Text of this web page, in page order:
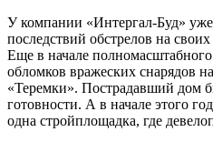
У компании «Интергал-Буд»
последствий обстрелов на
Еще в начале
обломков вражеских снарядов
«Теремки». Пострадавший дом
готовности. А в начале этого
одна стройплощадка, где